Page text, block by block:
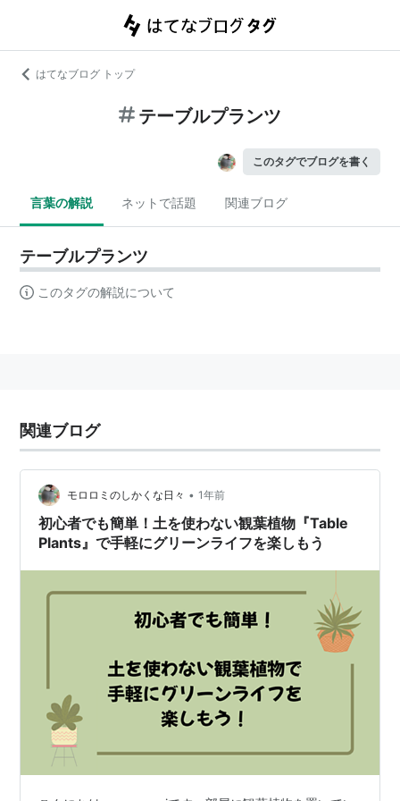
はてなブログ トップ
テーブルプランツ
このタグでブログを書く
言葉の解説 ネットで話題 関連ブログ
テーブルプランツ
このタグの解説について
関連ブログ
モロロミのしかくな日々 • 1年前
初心者でも簡単！土を使わない観葉植物『Table
Plants』で手軽にグリーンライフを楽しもう